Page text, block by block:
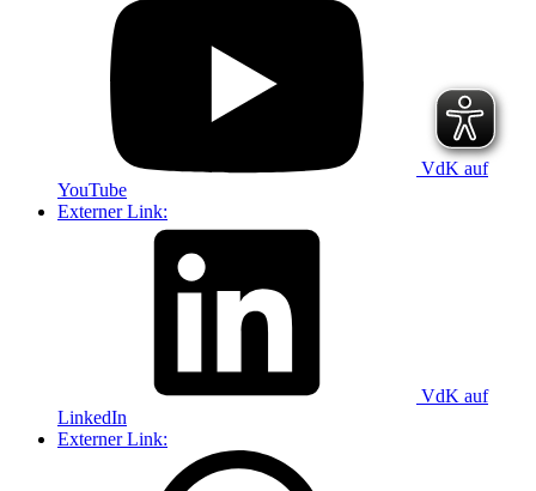
VdK auf
YouTube
Externer Link:
VdK auf
LinkedIn
Externer Link: